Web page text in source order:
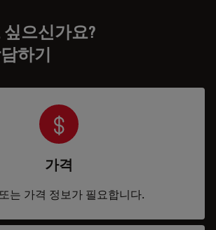
으신가요?
하기
가격
는 가격 정보가 필요합니다.